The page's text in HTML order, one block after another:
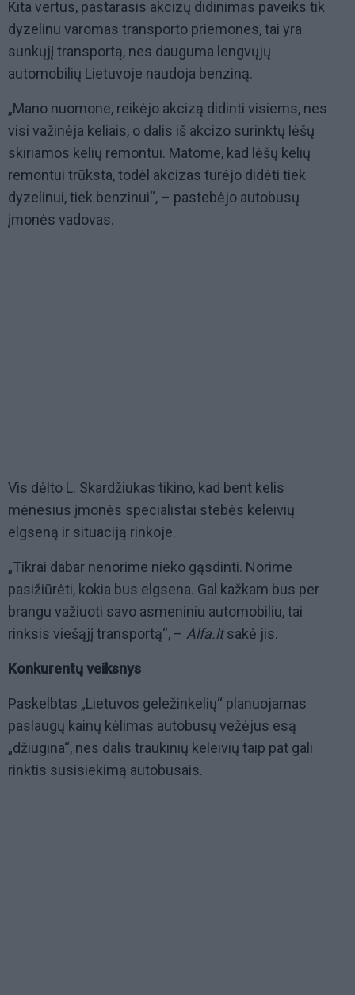
Kita vertus, pastarasis akcizų didinimas paveiks tik
dyzelinu varomas transporto priemones, tai yra
sunkųjį transportą, nes dauguma lengvųjų
automobilių Lietuvoje naudoja benziną.
„Mano nuomone, reikėjo akcizą didinti visiems, nes
visi važinėja keliais, o dalis iš akcizo surinktų lėšų
skiriamos kelių remontui. Matome, kad lėšų kelių
remontui trūksta, todėl akcizas turėjo didėti tiek
dyzelinui, tiek benzinui“, – pastebėjo autobusų
įmonės vadovas.
Vis dėlto L. Skardžiukas tikino, kad bent kelis
mėnesius įmonės specialistai stebės keleivių
elgseną ir situaciją rinkoje.
„Tikrai dabar nenorime nieko gąsdinti. Norime
pasižiūrėti, kokia bus elgsena. Gal kažkam bus per
brangu važiuoti savo asmeniniu automobiliu, tai
rinksis viešąjį transportą“, – Alfa.ltsakė jis.
Konkurentų veiksnys
Paskelbtas „Lietuvos geležinkelių“ planuojamas
paslaugų kainų kėlimas autobusų vežėjus esą
„džiugina“, nes dalis traukinių keleivių taip pat gali
rinktis susisiekimą autobusais.